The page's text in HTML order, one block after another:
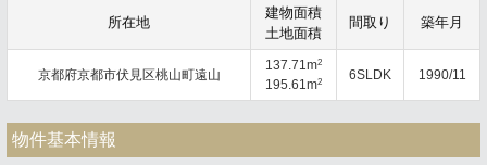
所在地
建物面積
土地面積
間取り 築年月
京都府京都市伏見区桃山町遠山
137.71m2
195.61m2 6SLDK 1990/11
物件基本情報